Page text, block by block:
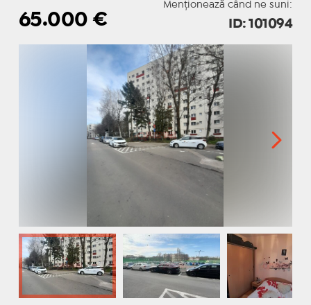
Menționează când ne suni:
65.000€ ID: 101094